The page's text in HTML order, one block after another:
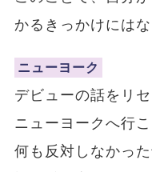
かるきっかけにはな
ニューヨーク
デビューの話をリ
ニューヨークへ行
何も反対しなかっ